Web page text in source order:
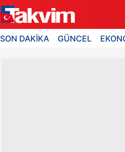
SON DAKİKA GÜNCEL